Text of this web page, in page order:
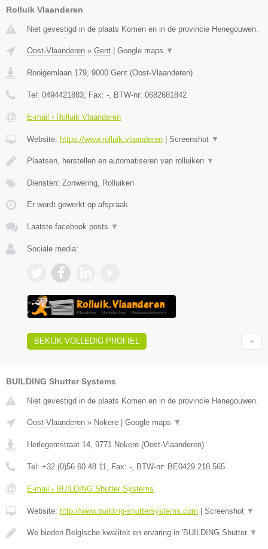
Rolluik Vlaanderen
Niet gevestigd in de plaats Komen en in de provincie Henegouwen.
Oost-Vlaanderen » Gent Google maps ▼
Rooigemlaan 179, 9000 Gent (Oost-Vlaanderen)
Tel: 0494421883, Fax: -, BTW-nr: 0682681842
E-mail › Rolluik Vlaanderen
Website: https://www.rolluik.vlaanderen Screenshot ▼
Plaatsen, herstellen en automatiseren van rolluiken ▼
Diensten: Zonwering, Rolluiken
Er wordt gewerkt op afspraak.
Laatste facebook posts ▼
Sociale media:
BEKIJK VOLLEDIG PROFIEL
BUILDING Shutter Systems
Niet gevestigd in de plaats Komen en in de provincie Henegouwen.
Oost-Vlaanderen » Nokere Google maps ▼
Herlegemstraat 14 9771 Nokere (Oost-Vlaanderen)
Tel: +32 (0)56 60 48 11 , Fax: - , BTW-nr: BE0429.218.565
E-mail › BUILDING Shutter Systems
Website: http://www.building-shuttersystems.com Screenshot ▼
We bieden Belgische kwaliteit en ervaring in 'BUILDING Shutter ▼